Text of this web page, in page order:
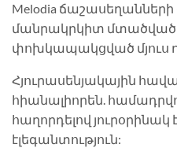
Melodia
մանրակրկիտ մտածված
փոխկապակցված մյուս
Հյուրասենյակային
հիանալիորեն.
հաղորդելով յուրօրինակ
էլեգանտություն: